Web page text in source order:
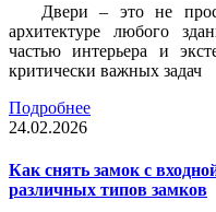
Двери – это не
архитектуре любого
частью интерьера и
критически важных задач
Подробнее
24.02.2026
Как снять замок с
различных типов замков